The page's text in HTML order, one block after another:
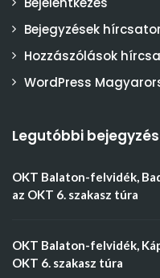
Bejegyzések
Hozzászólások
WordPress
Legutóbbi
OKT Balaton-felvidék,
az OKT 6. szakasz túra
OKT Balaton-felvidék,
OKT 6. szakasz túra